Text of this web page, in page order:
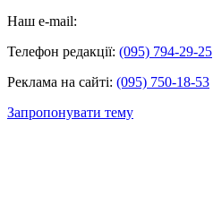
Наш e-mail:
Телефон редакції: (095) 794-29-25
Реклама на сайті: (095) 750-18-53
Запропонувати тему